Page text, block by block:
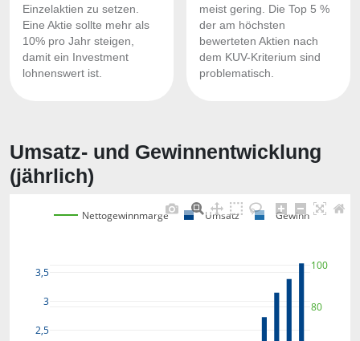
Einzelaktien zu setzen.
Eine Aktie sollte mehr als
10% pro Jahr steigen,
damit ein Investment
lohnenswert ist.
meist gering. Die Top 5 %
der am höchsten
bewerteten Aktien nach
dem KUV-Kriterium sind
problematisch.
Umsatz- und Gewinnentwicklung
(jährlich)
2,5
3
3,5
80
100
Nettogewinnmarge Umsatz Gewinn